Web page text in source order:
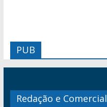
PUB
Redação e Comercial